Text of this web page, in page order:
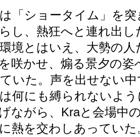
は「ショータイム」を
し、熱狂へと連れ出
境とはいえ、大勢の
咲かせ、煽る景夕の姿
いた。声を出せない
何にも縛られないよ
ながら、 Kraと会場中
熱を交わしあってい